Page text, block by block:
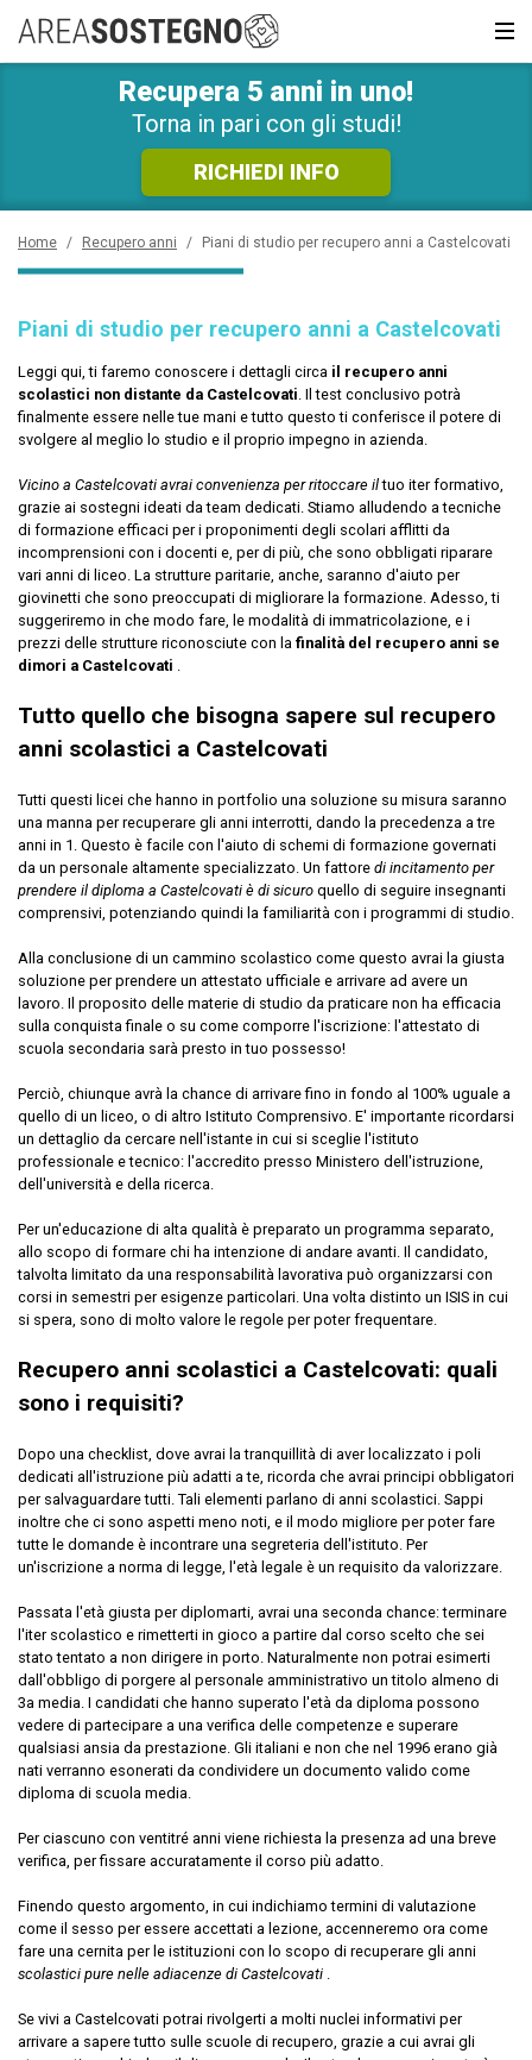
News e Curiosità
Scuola privata
Scuole inglese
Scuole serali
CERCA
RICHIEDI SUBITO
INFORMAZIONI GRATUITE!
Sarai ricontattato al più presto
Recupera 5 anni in uno!
Torna in pari con gli studi!
RICHIEDI INFO
Home / Recupero anni / Piani di studio per recupero anni a Castelcovati
Piani di studio per recupero anni a Castelcovati
Leggi qui, ti faremo conoscere i dettagli circa il recupero anni
scolastici non distante da Castelcovati . Il test conclusivo potrà
finalmente essere nelle tue mani e tutto questo ti conferisce il potere di
svolgere al meglio lo studio e il proprio impegno in azienda.
Vicino a Castelcovati avrai convenienza per ritoccare iltuo iter formativo,
grazie ai sostegni ideati da team dedicati. Stiamo alludendo a tecniche
di formazione efficaci per i proponimenti degli scolari afflitti da
incomprensioni con i docenti e, per di più, che sono obbligati riparare
vari anni di liceo. La strutture paritarie, anche, saranno d'aiuto per
giovinetti che sono preoccupati di migliorare la formazione. Adesso, ti
suggeriremo in che modo fare, le modalità di immatricolazione, e i
prezzi delle strutture riconosciute con la finalità del recupero anni se
dimori a Castelcovati
Tutto quello che bisogna sapere sul recupero
anni scolastici a Castelcovati
Tutti questi licei che hanno in portfolio una soluzione su misura saranno
una manna per recuperare gli anni interrotti, dando la precedenza a tre
anni in 1. Questo è facile con l'aiuto di schemi di formazione governati
da un personale altamente specializzato. Un fattore di incitamento per
prendere il diploma a Castelcovati è di sicuro quello di seguire insegnanti
comprensivi, potenziando quindi la familiarità con i programmi di studio.
Alla conclusione di un cammino scolastico come questo avrai la giusta
soluzione per prendere un attestato ufficiale e arrivare ad avere un
lavoro. Il proposito delle materie di studio da praticare non ha efficacia
sulla conquista finale o su come comporre l'iscrizione: l'attestato di
scuola secondaria sarà presto in tuo possesso!
Perciò, chiunque avrà la chance di arrivare fino in fondo al 100% uguale a
quello di un liceo, o di altro Istituto Comprensivo. E' importante ricordarsi
un dettaglio da cercare nell'istante in cui si sceglie l'istituto
professionale e tecnico: l'accredito presso Ministero dell'istruzione,
dell'università e della ricerca.
Per un'educazione di alta qualità è preparato un programma separato,
allo scopo di formare chi ha intenzione di andare avanti. Il candidato,
talvolta limitato da una responsabilità lavorativa può organizzarsi con
corsi in semestri per esigenze particolari. Una volta distinto un ISIS in cui
si spera, sono di molto valore le regole per poter frequentare.
Recupero anni scolastici a Castelcovati: quali
sono i requisiti?
Dopo una checklist, dove avrai la tranquillità di aver localizzato i poli
dedicati all'istruzione più adatti a te, ricorda che avrai principi obbligatori
per salvaguardare tutti. Tali elementi parlano di anni scolastici. Sappi
inoltre che ci sono aspetti meno noti, e il modo migliore per poter fare
tutte le domande è incontrare una segreteria dell'istituto. Per
un'iscrizione a norma di legge, l'età legale è un requisito da valorizzare.
Passata l'età giusta per diplomarti, avrai una seconda chance: terminare
l'iter scolastico e rimetterti in gioco a partire dal corso scelto che sei
stato tentato a non dirigere in porto. Naturalmente non potrai esimerti
dall'obbligo di porgere al personale amministrativo un titolo almeno di
3a media. I candidati che hanno superato l'età da diploma possono
vedere di partecipare a una verifica delle competenze e superare
qualsiasi ansia da prestazione. Gli italiani e non che nel 1996 erano già
nati verranno esonerati da condividere un documento valido come
diploma di scuola media.
Per ciascuno con ventitré anni viene richiesta la presenza ad una breve
verifica, per fissare accuratamente il corso più adatto.
Finendo questo argomento, in cui indichiamo termini di valutazione
come il sesso per essere accettati a lezione, accenneremo ora come
fare una cernita per le istituzioni con lo scopo di recuperare gli anni
scolastici pure nelle adiacenze di Castelcovati
Se vivi a Castelcovati potrai rivolgerti a molti nuclei informativi per
arrivare a sapere tutto sulle scuole di recupero, grazie a cui avrai gli